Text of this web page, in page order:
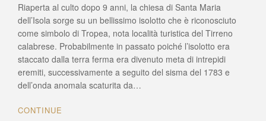
SANTUARIO
DI
SANTA
MARIA
DELL’ISOLA
A
TROPEA.
Riaperta al culto dopo 9 anni, la chiesa di Santa Maria
dell’Isola sorge su un bellissimo isolotto che è riconosciuto
come simbolo di Tropea, nota località turistica del Tirreno
calabrese. Probabilmente in passato poiché l’isolotto era
staccato dalla terra ferma era divenuto meta di intrepidi
eremiti, successivamente a seguito del sisma del 1783 e
dell’onda anomala scaturita da…
CONTINUE